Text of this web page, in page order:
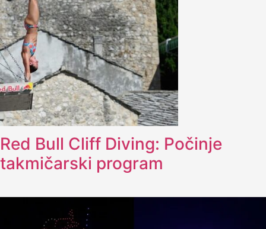
Red Bull Cliff Diving: Počinje
takmičarski program